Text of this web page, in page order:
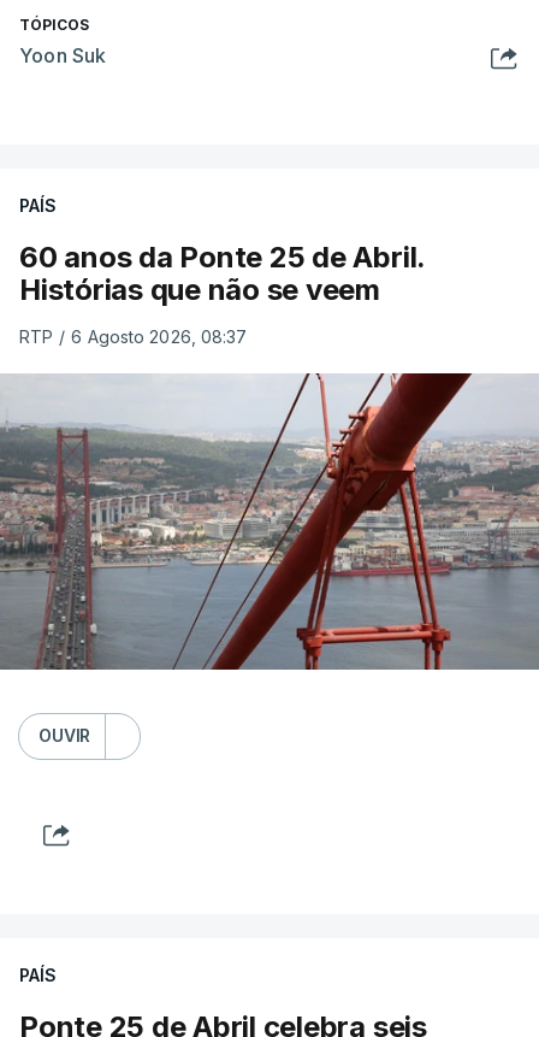
TÓPICOS
Yoon Suk
PAÍS
60 anos da Ponte 25 de Abril.
Histórias que não se veem
RTP / 6 Agosto 2026, 08:37
OUVIR
PAÍS
Ponte 25 de Abril celebra seis